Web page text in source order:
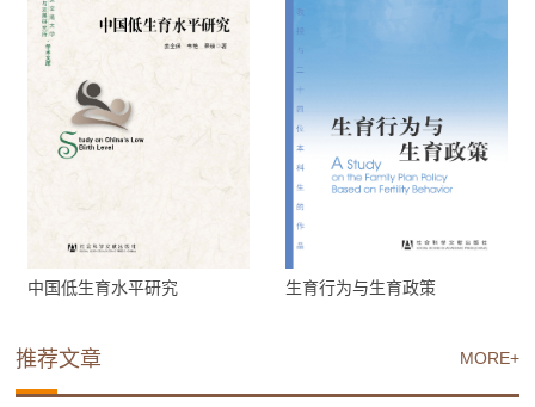
中国低生育水平研究 生育行为与生育政策
MORE+
推荐文章